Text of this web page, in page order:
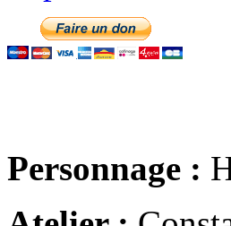
Personnage :